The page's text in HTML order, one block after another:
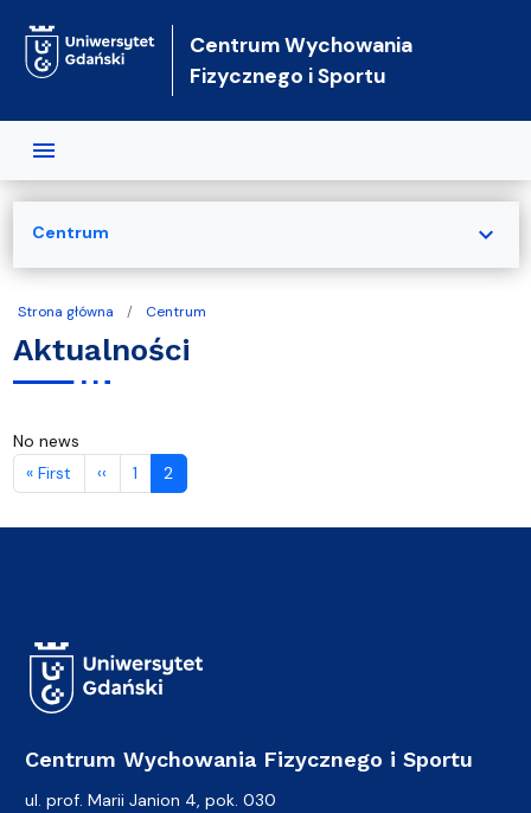
Centrum Wychowania
Fizycznego i Sportu
Strona główna Centrum
Aktualności
No news
Stronicowanie
« First Pierwsza strona
‹‹ Poprzednia strona
1 2
Centrum expand_more
Centrum Wychowania Fizycznego i Sportu
ul. prof. Marii Janion 4, pok. 030